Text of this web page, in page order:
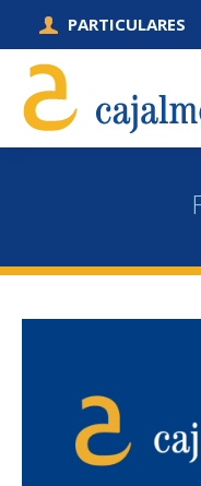
PARTICULARES